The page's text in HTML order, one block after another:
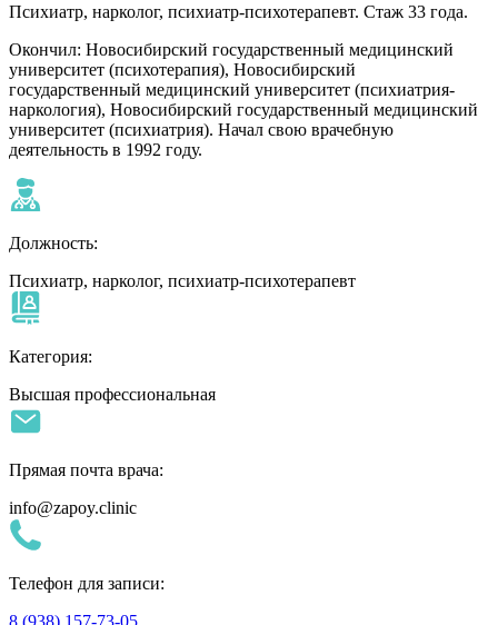
Психиатр, нарколог, психиатр-психотерапевт. Стаж 33 года.
Окончил: Новосибирский государственный медицинский
университет (психотерапия), Новосибирский
государственный медицинский университет (психиатрия-
наркология), Новосибирский государственный медицинский
университет (психиатрия). Начал свою врачебную
деятельность в 1992 году.
Должность:
Психиатр, нарколог, психиатр-психотерапевт
Категория:
Высшая профессиональная
Прямая почта врача:
info@zapoy.clinic
Телефон для записи:
8 (938) 157-73-05